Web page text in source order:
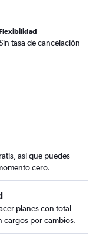
tasa de cancelación
así que puedes
cero.
planes con total
cargos por cambios.